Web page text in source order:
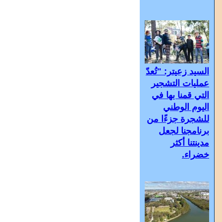
السيد زعيتر: "تُعدّ
عمليات التشجير
التي قمنا بها في
اليوم الوطني
للشجرة جزءًا من
برنامجنا لجعل
مدينتنا أكثر
خضراء.